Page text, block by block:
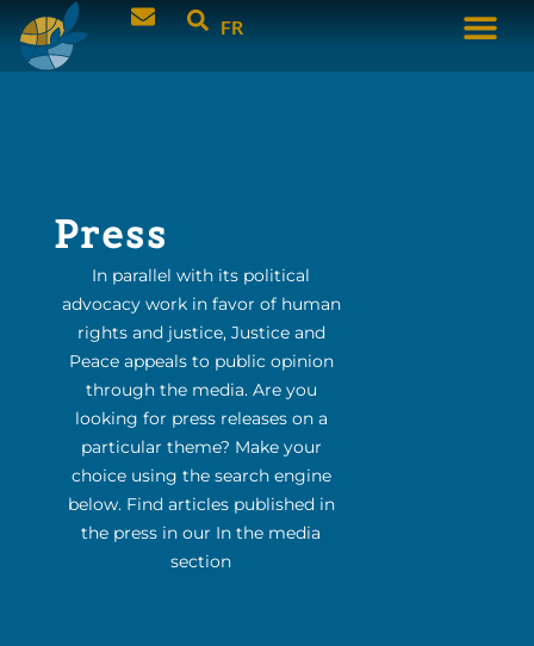
FR
Press
In parallel with its political
advocacy work in favor of human
rights and justice, Justice and
Peace appeals to public opinion
through the media. Are you
looking for press releases on a
particular theme? Make your
choice using the search engine
below. Find articles published in
the press in our In the media
section